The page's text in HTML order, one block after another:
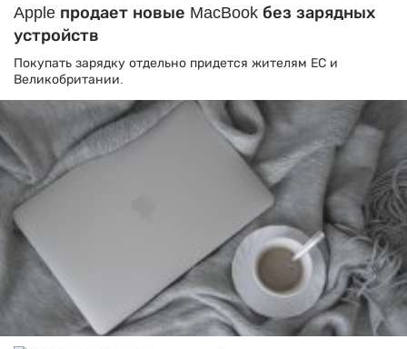
Apple продает новые MacBook без зарядных
устройств
Покупать зарядку отдельно придется жителям ЕС и
Великобритании.